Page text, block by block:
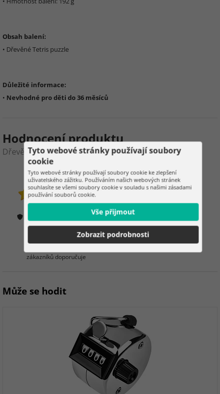
Obsah balení:
• Dřevěné Tetris puzzle
Důležité informace:
• Nevhodné pro děti do 36 měsíců
Hodnocení produktu
Dřevěné Tetris puzzle
5
1 hodnocení
Jak ověřujeme hodnocení?
9
zákazníků doporučuje
Může se hodit
Tyto webové stránky používají soubory
cookie
Tyto webové stránky používají soubory cookie ke zlepšení
uživatelského zážitku. Používáním našich webových stránek
souhlasíte se všemi soubory cookie v souladu s našimi zásadami
používání souborů cookie.
Vše přijmout
Zobrazit podrobnosti